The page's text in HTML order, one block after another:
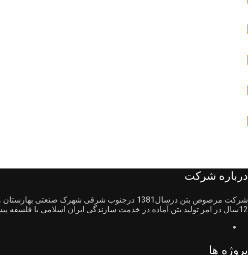
درباره شرکت
12سال در امر تولید بتن آماده در خدمت سازندگی ایران اسلامی با فلسفه پیشرفت صنعت ساختمان سازی و تبادل اطلاعات جامع و علمی به مشتریان و واحدهای صنفی وتولیدی احداث شد.
پروژه ها